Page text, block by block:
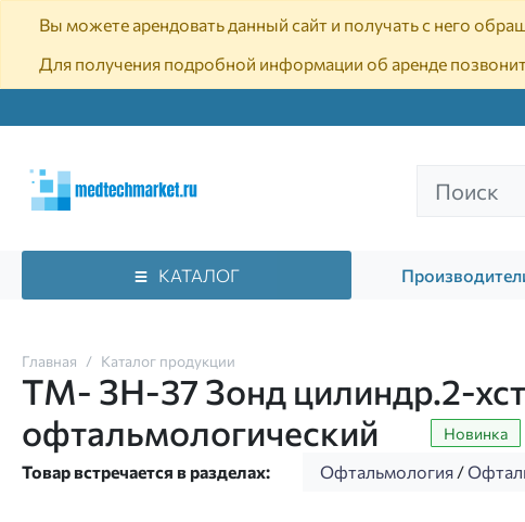
Вы можете арендовать данный сайт и получать с него
Для получения подробной информации об аренде
КАТАЛОГ
Главная Каталог продукции
ТМ- ЗН-37 Зонд цилиндр.2-
офтальмологический
Новинка
Товар встречается в разделах: Офтальмология /